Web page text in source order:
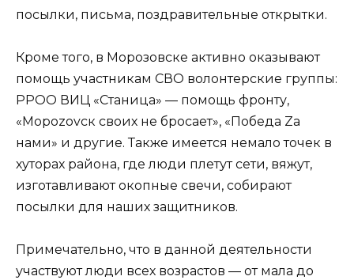
посылки, письма, поздравительные открытки.
Кроме того, в Морозовске активно оказывают
помощь участникам СВО волонтерские группы:
РРОО ВИЦ «Станица» — помощь фронту,
«Мороzovск своих не бросает», «Победа Za
нами» и другие. Также имеется немало точек в
хуторах района, где люди плетут сети, вяжут,
изготавливают окопные свечи, собирают
посылки для наших защитников.
Примечательно, что в данной деятельности
участвуют люди всех возрастов — от мала до